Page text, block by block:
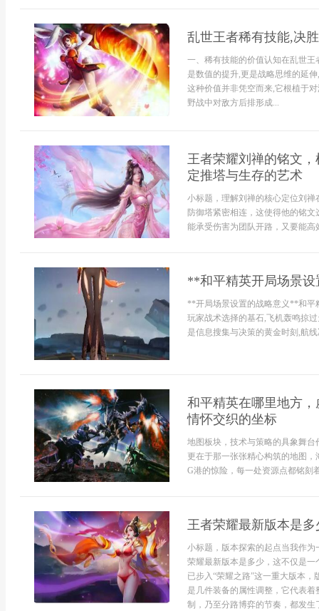
乱世王者稀有技能,决
一、稀有技能的价值认知在乱世
是数值的提升,更是战略思维的延
这种价值并非凭空而来,它根植于
野战中对敌方后排形成...
王者荣耀刘禅的铭文
定推塔与生存的艺术
小标题，理解刘禅的核心定位刘
防御塔紧密相连，这使得他的铭
能承受伤害为团队开路，又要能高
**和平精英开局场景
**开局场景设置的战略意义**和平
玩家战术选择的基石,飞机轰鸣掠
是信息搜集与决策的黄金时刻,航
和平精英在哪里地方
情怀交织的坐标
地图板块，技术与策略的具象舞
更在于那一张张精心构筑的地图
G港的惊险，每一处资源点都铭刻
王者荣耀最新版本是
小标题，版本探索的起点当我作
荣耀最新版本是多少，这不仅是
已步入“荣耀之路”这一重大版本
是几件装备的属性调整，它代表
制，乃至分路博弈的节奏，都发